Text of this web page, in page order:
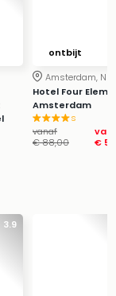
Park
ontbijt
Amsterdam, NL
Hotel Four
Amsterdam
s
vanaf
€ 88,00
€
3.9